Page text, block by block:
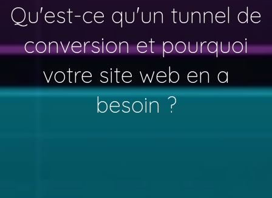
Qu'est-ce qu'un tunnel de
conversion et pourquoi
votre site web en a
besoin ?